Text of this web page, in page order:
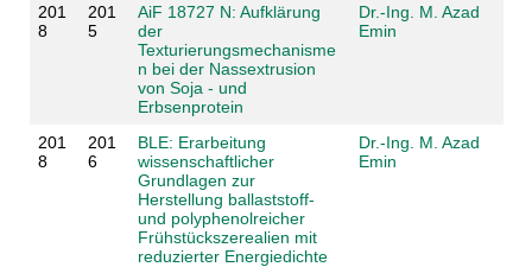
201
8
201
5
AiF 18727 N: Aufklärung
der
Texturierungsmechanisme
n bei der Nassextrusion
von Soja - und
Erbsenprotein
Dr.-Ing. M. Azad
Emin
201
8
201
6
BLE: Erarbeitung
wissenschaftlicher
Grundlagen zur
Herstellung ballaststoff-
und polyphenolreicher
Frühstückszerealien mit
reduzierter Energiedichte
Dr.-Ing. M. Azad
Emin